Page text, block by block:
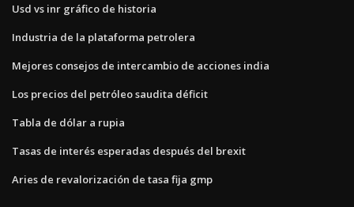
Usd vs inr gráfico de historia
Industria de la plataforma petrolera
Mejores consejos de intercambio de acciones india
Los precios del petróleo saudita déficit
Tabla de dólar a rupia
Tasas de interés esperadas después del brexit
Aries de revalorización de tasa fija gmp